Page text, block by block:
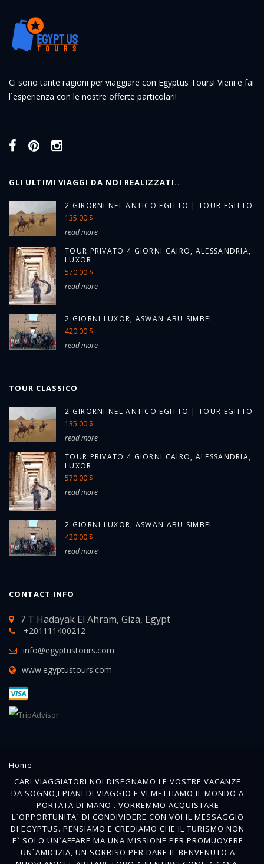
Ci sono tante ragioni per viaggiare con Egyptus Tours! Vieni e fai
l`esperienza con le nostre offerte particolari!
GLI ULTIMI VIAGGI DA NOI REALIZZATI..
2 GIRORNI NEL ANTICO EGITTO | TOUR EGITTO
135.00 $
read more
TOUR PRIVATO 4 GIORNI CAIRO, ALESSANDRIA,
LUXOR
570.00 $
read more
2 GIORNI LUXOR, ASWAN ABU SIMBEL
420.00 $
read more
TOUR CLASSICO
2 GIRORNI NEL ANTICO EGITTO | TOUR EGITTO
135.00 $
read more
TOUR PRIVATO 4 GIORNI CAIRO, ALESSANDRIA,
LUXOR
570.00 $
read more
2 GIORNI LUXOR, ASWAN ABU SIMBEL
420.00 $
read more
CONTACT INFO
7 T Hadayak El Ahram, Giza, Egypt
+201111400212
info@egyptustours.com
www.egyptustours.com
Home
CARI VIAGGIATORI NOI DISEGNAMO LE VOSTRE VACANZE
DA SOGNO,I PIANI DI VIAGGIO E VI METTIAMO IL MONDO A
PORTATA DI MANO . VORREMMO ACQUISTARE
L`OPPORTUNITA` DI CONDIVIDERE CON VOI IL MESSAGGIO
DI EGYPTUS. PENSIAMO E CREDIAMO CHE IL TURISMO NON
E` SOLO UN`AFFARE MA UNA MISSIONE PER PROMUOVERE
UN`AMICIZIA, UN SORRISO PER DARE IL BENVENUTO A